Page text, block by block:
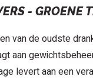
- GROENE
van de oudste
aan
levert aan een